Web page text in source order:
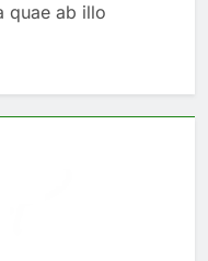
quae ab illo